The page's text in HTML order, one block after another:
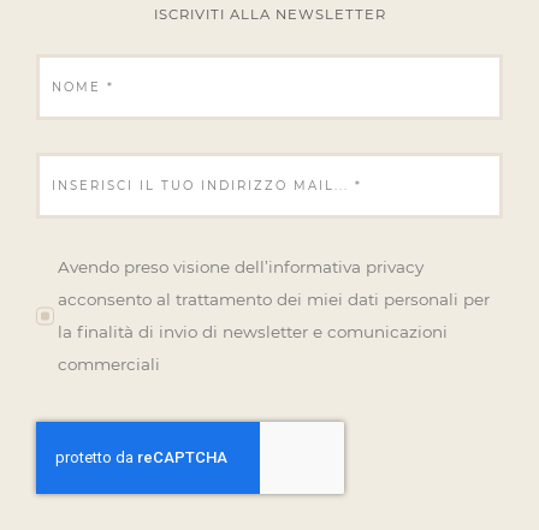
ISCRIVITI ALLA NEWSLETTER
Avendo preso visione dell’informativa privacy
acconsento al trattamento dei miei dati personali per
la finalità di invio di newsletter e comunicazioni
commerciali